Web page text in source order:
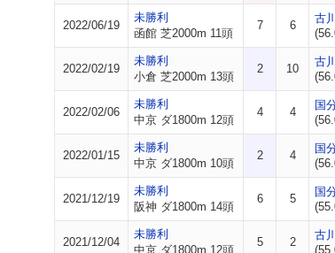
2022/06/19
未勝利
函館 芝2000m 11頭
7 6
古
2022/02/19
未勝利
小倉 芝2000m 13頭
2 10
古
2022/02/06
未勝利
中京 ダ1800m 12頭
4 4
国
2022/01/15
未勝利
中京 ダ1800m 10頭
2 4
国
2021/12/19
未勝利
阪神 ダ1800m 14頭
6 5
国
2021/12/04
未勝利
中京 ダ1800m 12頭
5 2
古